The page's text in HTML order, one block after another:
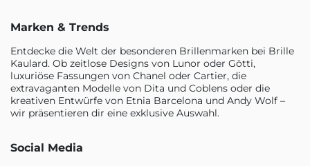
Marken & Trends
Entdecke die Welt der besonderen Brillenmarken bei Brille
Kaulard. Ob zeitlose Designs von Lunor oder Götti,
luxuriöse Fassungen von Chanel oder Cartier, die
extravaganten Modelle von Dita und Coblens oder die
kreativen Entwürfe von Etnia Barcelona und Andy Wolf –
wir präsentieren dir eine exklusive Auswahl.
Social Media